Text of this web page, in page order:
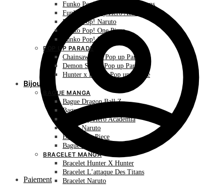
Paiement
Funko Pop! L’Attaque des Titans
Funko Pop! My Hero Academia
Funko Pop! Naruto
Funko Pop! One Piece
Funko Pop! Pokémon
POP UP PARADE
Chainsaw Man Pop up Parade
Demon Slayer Pop up Parade
Hunter x Hunter Pop up Parade
Bijoux
BAGUE MANGA
Bague Dragon Ball Z
Bague Hunter X Hunter
Bague My Hero Academia
Bague Naruto
Bague One Piece
Bague Pokémon
BRACELET MANGA
Bracelet Hunter X Hunter
Bracelet L’attaque Des Titans
Bracelet Naruto